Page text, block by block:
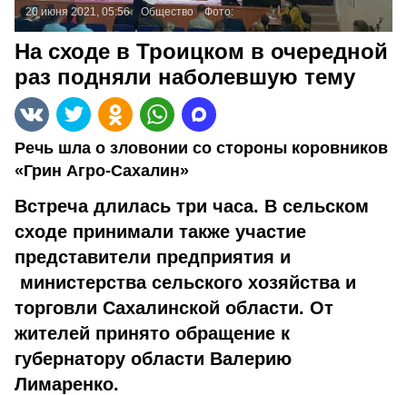
20 июня 2021, 05:56 Общество Фото:
На сходе в Троицком в очередной
раз подняли наболевшую тему
Речь шла о зловонии со стороны коровников
«Грин Агро-Сахалин»
Встреча длилась три часа. В сельском
сходе принимали также участие
представители предприятия и
министерства сельского хозяйства и
торговли Сахалинской области. От
жителей принято обращение к
губернатору области Валерию
Лимаренко.